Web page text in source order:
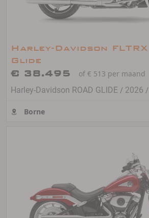
Harley-Davidson FLTRX 117 Road
Glide
€ 38.495
of € 513 per maand
Harley-Davidson ROAD GLIDE / 2026 /
Borne